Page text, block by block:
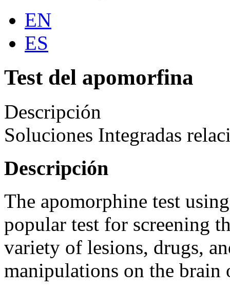
EN
ES
Test del apomorfina
Descripción
Soluciones Integradas
Descripción
The apomorphine test
popular test for screening
variety of lesions, drugs,
manipulations on the brain